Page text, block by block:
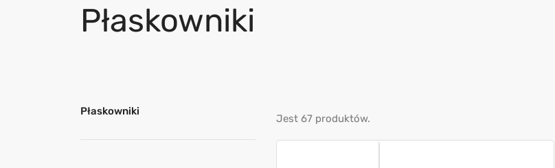
Płaskowniki
Płaskowniki
Jest 67 produktów.